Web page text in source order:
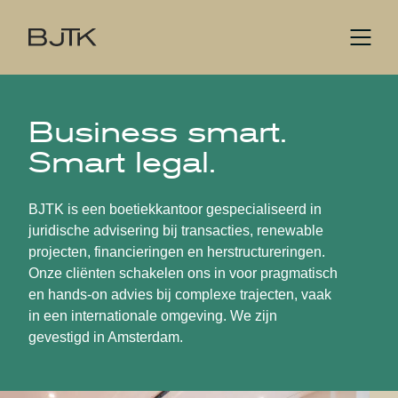
Business smart.
Smart legal.
BJTK is een boetiekkantoor gespecialiseerd in
juridische advisering bij transacties, renewable
projecten, financieringen en herstructureringen.
Onze cliënten schakelen ons in voor pragmatisch
en hands-on advies bij complexe trajecten, vaak
in een internationale omgeving. We zijn
gevestigd in Amsterdam.